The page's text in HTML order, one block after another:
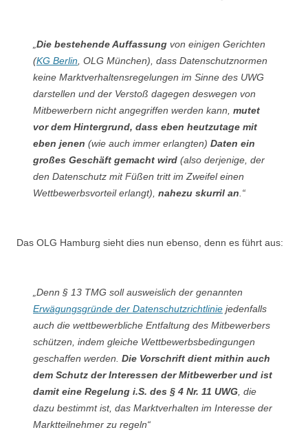
Die bestehende Auffassung von einigen Gerichten
(KG Berlin , OLG München), dass Datenschutznormen
keine Marktverhaltensregelungen im Sinne des UWG
darstellen und der Verstoß dagegen deswegen von
Mitbewerbern nicht angegriffen werden kann, mutet
vor dem Hintergrund, dass eben heutzutage mit
eben jenen (wie auch immer erlangten) Daten ein
großes Geschäft gemacht wird (also derjenige, der
den Datenschutz mit Füßen tritt im Zweifel einen
Wettbewerbsvorteil erlangt), nahezu skurril an .“
Das OLG Hamburg sieht dies nun ebenso, denn es führt aus:
„Denn § 13 TMG soll ausweislich der genannten
Erwägungsgründe der Datenschutzrichtlinie jedenfalls
auch die wettbewerbliche Entfaltung des Mitbewerbers
schützen, indem gleiche Wettbewerbsbedingungen
geschaffen werden. Die Vorschrift dient mithin auch
dem Schutz der Interessen der Mitbewerber und ist
damit eine Regelung i.S. des § 4 Nr. 11 UWG , die
dazu bestimmt ist, das Marktverhalten im Interesse der
Marktteilnehmer zu regeln“